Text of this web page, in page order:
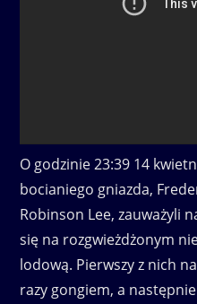
O godzinie 23:39 14
bocianiego gniazda,
Robinson Lee, zauważyli
się na rozgwieżdżonym
lodową. Pierwszy z nich
razy gongiem, a